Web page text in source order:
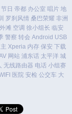
节日 帝都 办公室 唱片 地
罗刹风情 桑巴荣耀 非洲
外滩 空调 徐小组长 临安
警察 转会 Android USB
Xperia 内存 保安 下载
网站 浦东话 太平洋 城
无线路由器 电话 小组赛
医院 安检 公交车 大